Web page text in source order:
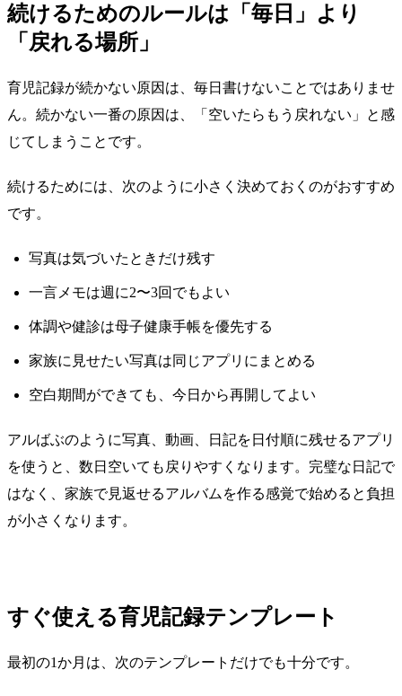
続けるためのルールは「毎日」より
「戻れる場所」
育児記録が続かない原因は、毎日書けないことではありませ
ん。続かない一番の原因は、「空いたらもう戻れない」と感
じてしまうことです。
続けるためには、次のように小さく決めておくのがおすすめ
です。
写真は気づいたときだけ残す
一言メモは週に2〜3回でもよい
体調や健診は母子健康手帳を優先する
家族に見せたい写真は同じアプリにまとめる
空白期間ができても、今日から再開してよい
アルばぶのように写真、動画、日記を日付順に残せるアプリ
を使うと、数日空いても戻りやすくなります。完璧な日記で
はなく、家族で見返せるアルバムを作る感覚で始めると負担
が小さくなります。
すぐ使える育児記録テンプレート
最初の1か月は、次のテンプレートだけでも十分です。